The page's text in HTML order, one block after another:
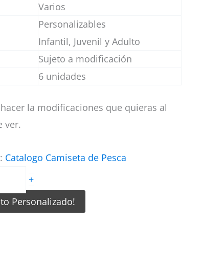
Varios
Personalizables
Infantil, Juvenil y Adulto
Sujeto a modificación
6 unidades
la modificaciones que quieras al
ver.
Catalogo Camiseta de Pesca
+
Personalizado!